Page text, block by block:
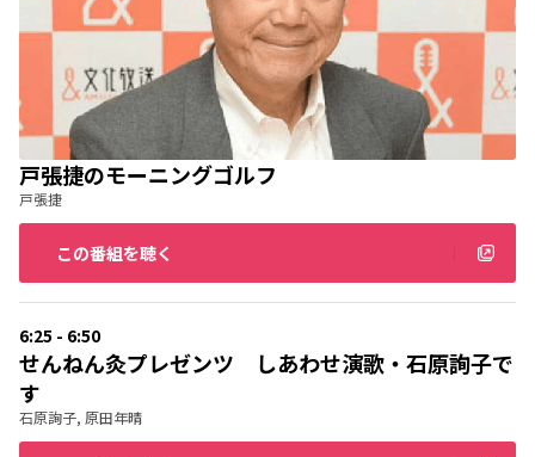
戸張捷のモーニングゴルフ
戸張捷
この番組を聴く
6:25 - 6:50
せんねん灸プレゼンツ しあわせ演歌・石原詢子で
す
石原詢子, 原田年晴